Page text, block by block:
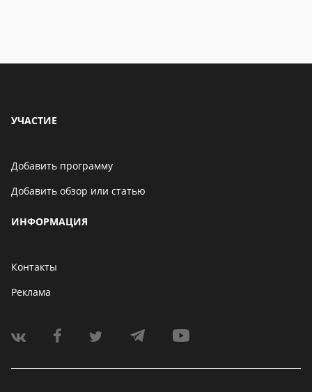
УЧАСТИЕ
Добавить программу
Добавить обзор или статью
ИНФОРМАЦИЯ
Контакты
Реклама